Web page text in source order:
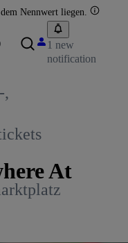
Nennwert liegen.
,
1 new
notification
At